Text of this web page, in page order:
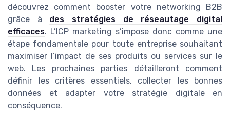
découvrez comment booster votre networking B2B
grâce à des stratégies de réseautage digital
efficaces. L’ICP marketing s’impose donc comme une
étape fondamentale pour toute entreprise souhaitant
maximiser l’impact de ses produits ou services sur le
web. Les prochaines parties détailleront comment
définir les critères essentiels, collecter les bonnes
données et adapter votre stratégie digitale en
conséquence.